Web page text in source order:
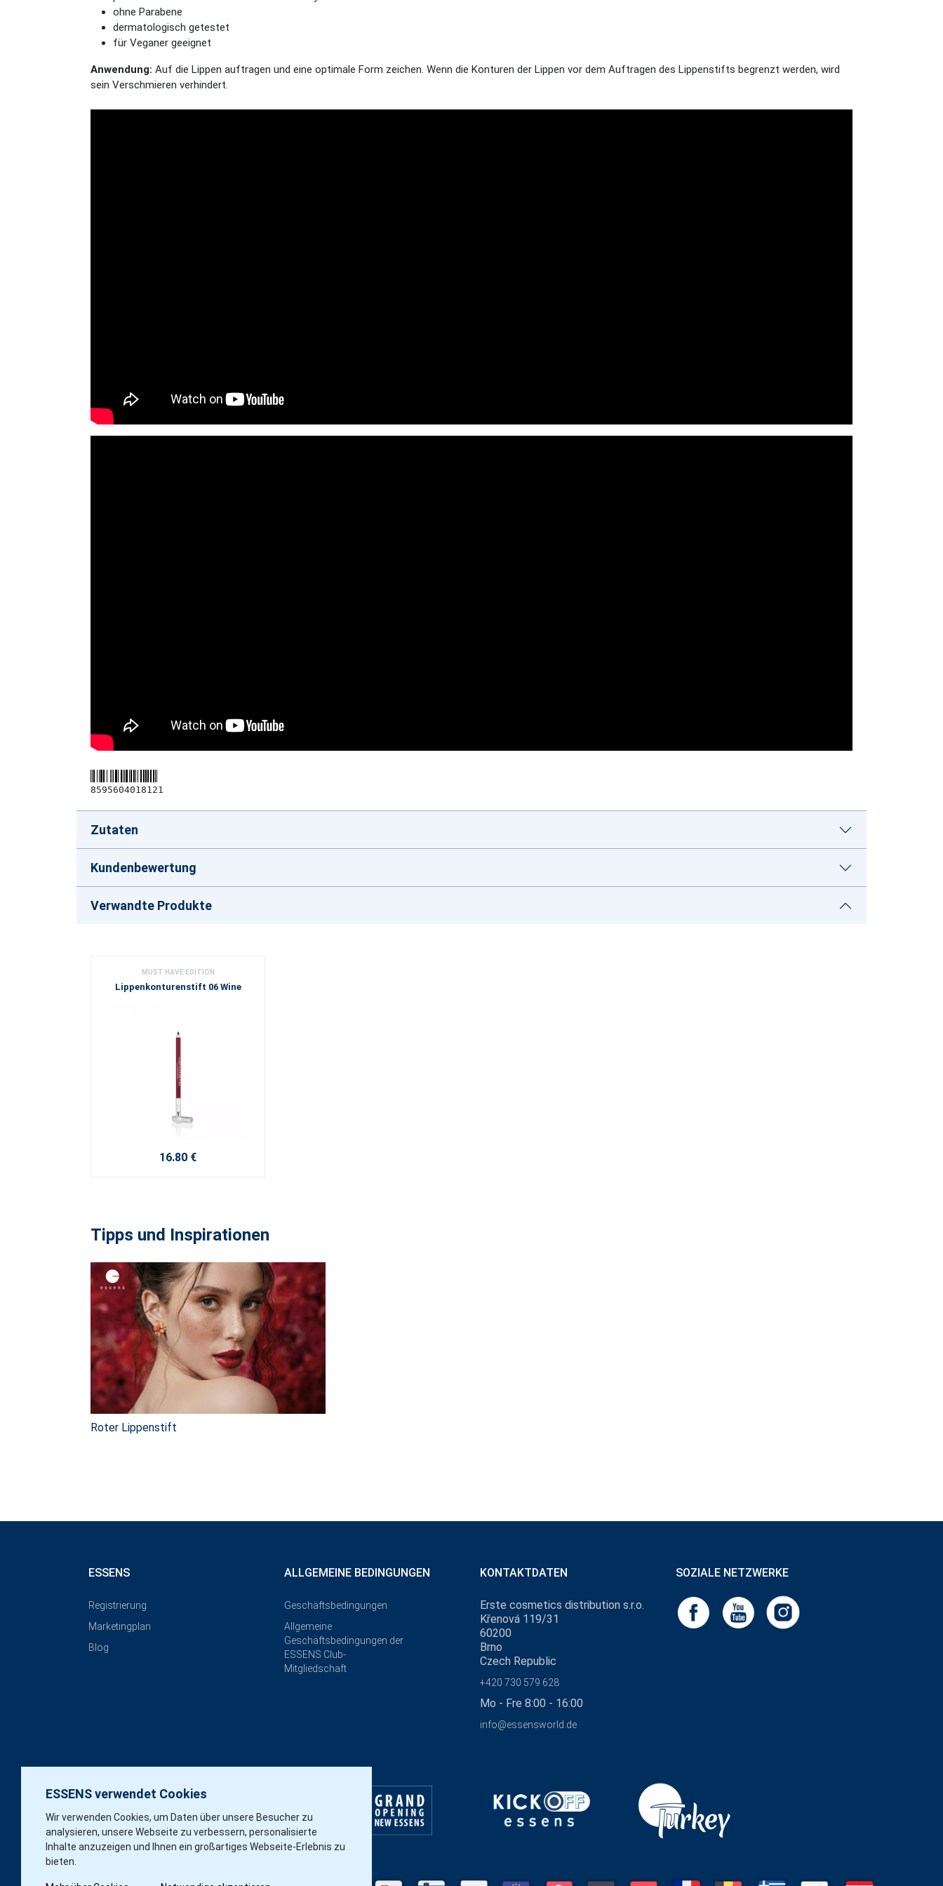
ohne Parabene
dermatologisch getestet
für Veganer geeignet
Anwendung: Auf die Lippen auftragen und eine optimale Form zeichen. Wenn die Konturen der Lippen vor dem Auftragen des Lippenstifts begrenzt werden, wird
sein Verschmieren verhindert.
8595604018121
Zutaten
Kundenbewertung
Verwandte Produkte
MUST HAVE EDITION
Lippenkonturenstift 06 Wine
16.80 €
Tipps und Inspirationen
Roter Lippenstift
ESSENS verwendet Cookies
Wir verwenden Cookies, um Daten über unsere Besucher zu
analysieren, unsere Webseite zu verbessern, personalisierte
Inhalte anzuzeigen und Ihnen ein großartiges Webseite-Erlebnis zu
bieten.
ESSENS
Registrierung
Marketingplan
Blog
ALLGEMEINE BEDINGUNGEN
Geschäftsbedingungen
Allgemeine
Geschäftsbedingungen der
ESSENS Club-
Mitgliedschaft
KONTAKTDATEN
Erste cosmetics distribution s.r.o.
Křenová 119/31
60200
Brno
Czech Republic
+420 730 579 628
Mo - Fre 8:00 - 16:00
info@essensworld.de
SOZIALE NETZWERKE